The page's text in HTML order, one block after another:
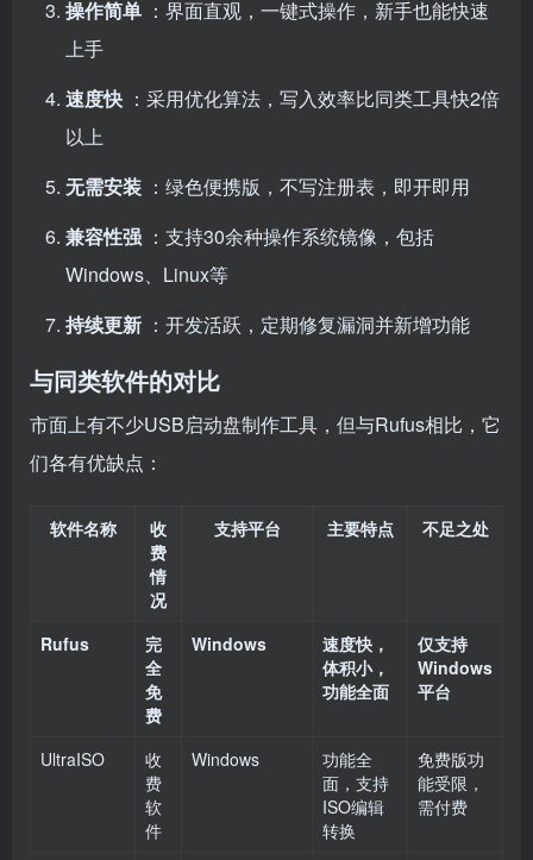
操作简单 ：界面直观，一键式操作，新手也能快速
上手
速度快 ：采用优化算法，写入效率比同类工具快2倍
以上
无需安装 ：绿色便携版，不写注册表，即开即用
兼容性强 ：支持30余种操作系统镜像，包括
Windows、Linux等
持续更新 ：开发活跃，定期修复漏洞并新增功能
与同类软件的对比
市面上有不少USB启动盘制作工具，但与Rufus相比，它
们各有优缺点：
软件名称
收
费
情
况
支持平台 主要特点 不足之处
Rufus
完
全
免
费
Windows
速度快，
体积小，
功能全面
仅支持
Windows
平台
UltraISO
收
费
软
件
Windows
功能全
面，支持
ISO编辑
转换
免费版功
能受限，
需付费